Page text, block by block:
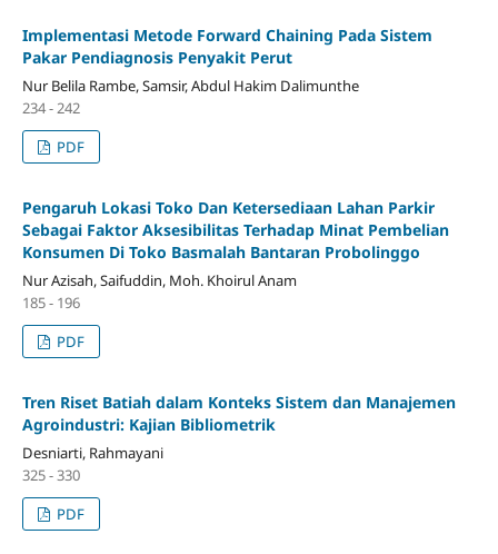
Implementasi Metode Forward Chaining Pada Sistem
Pakar Pendiagnosis Penyakit Perut
Nur Belila Rambe, Samsir, Abdul Hakim Dalimunthe
234 - 242
PDF
Pengaruh Lokasi Toko Dan Ketersediaan Lahan Parkir
Sebagai Faktor Aksesibilitas Terhadap Minat Pembelian
Konsumen Di Toko Basmalah Bantaran Probolinggo
Nur Azisah, Saifuddin, Moh. Khoirul Anam
185 - 196
PDF
Tren Riset Batiah dalam Konteks Sistem dan Manajemen
Agroindustri: Kajian Bibliometrik
Desniarti, Rahmayani
325 - 330
PDF